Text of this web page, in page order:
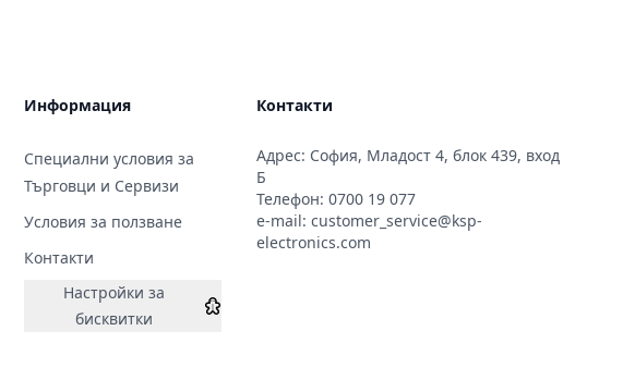
Информация
Специални условия за
Търговци и Сервизи
Условия за ползване
Контакти
Настройки за
бисквитки
Контакти
Адрес: София, Младост 4, блок 439, вход
Б
Телефон: 0700 19 077
e-mail: customer_service@ksp-
electronics.com